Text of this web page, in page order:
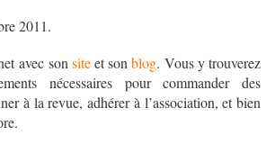
2011.
avec son siteet sonblog. Vous y trouverez
nécessaires pour commander des
à la revue, adhérer à l’association, et bien